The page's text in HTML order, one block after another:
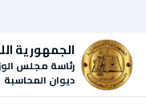
الجمهورية
رئاسة مجلس
ديوان المحاسبة